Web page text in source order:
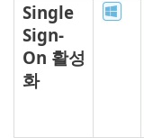
Single
Sign-
On 활성
화